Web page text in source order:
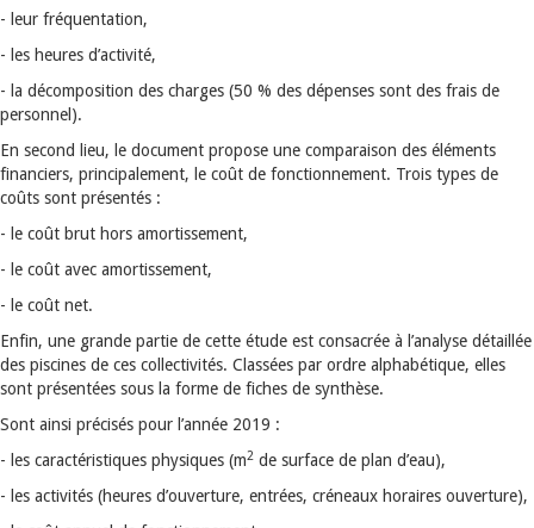
- leur fréquentation,
- les heures d’activité,
- la décomposition des charges (50 % des dépenses sont des frais de
personnel).
En second lieu, le document propose une comparaison des éléments
financiers, principalement, le coût de fonctionnement. Trois types de
coûts sont présentés :
- le coût brut hors amortissement,
- le coût avec amortissement,
- le coût net.
Enfin, une grande partie de cette étude est consacrée à l’analyse détaillée
des piscines de ces collectivités. Classées par ordre alphabétique, elles
sont présentées sous la forme de fiches de synthèse.
Sont ainsi précisés pour l’année 2019 :
- les caractéristiques physiques (m2 de surface de plan d’eau),
- les activités (heures d’ouverture, entrées, créneaux horaires ouverture),